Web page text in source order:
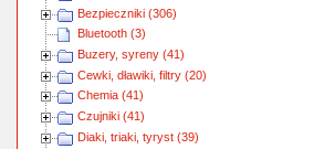
Bezpieczniki (306)
Bluetooth (3)
Buzery, syreny (41)
Cewki, dławiki, filtry (20)
Chemia (41)
Czujniki (41)
Diaki, triaki, tyryst (39)